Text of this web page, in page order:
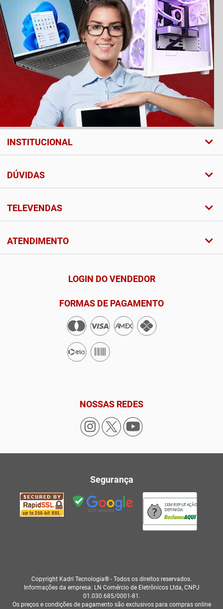
INSTITUCIONAL
DÚVIDAS
TELEVENDAS
ATENDIMENTO
LOGIN DO VENDEDOR
FORMAS DE PAGAMENTO
NOSSAS REDES
Segurança
SEM REPUTAÇÃO
DEFINIDA
Copyright Kadri Tecnologia® - Todos os direitos reservados.
Informações da empresa: LN Comércio de Eletrônicos Ltda, CNPJ
01.030.685/0001-81.
Os preços e condições de pagamento são exclusivos para compras online